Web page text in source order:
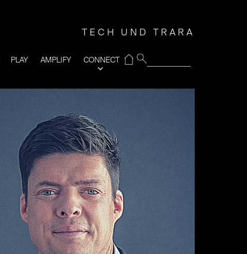
TECH UND TRARA
PLAY AMPLIFY CONNECT
⌂